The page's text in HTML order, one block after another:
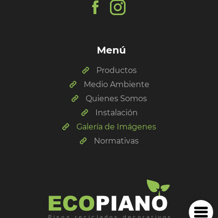
Menú
Productos
Medio Ambiente
Quienes Somos
Instalación
Galería de Imágenes
Normativas